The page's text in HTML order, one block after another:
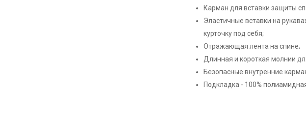
Карман для вставки защиты
Эластичные вставки на
курточку под себя;
Отражающая лента на спине;
Длинная и короткая молнии
Безопасные внутренние
Подкладка - 100%